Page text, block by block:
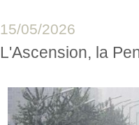
15/05/2026
L'Ascension, la